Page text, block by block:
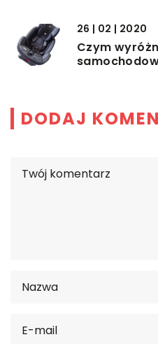
26 | 02 | 2020
Czym
DODAJ